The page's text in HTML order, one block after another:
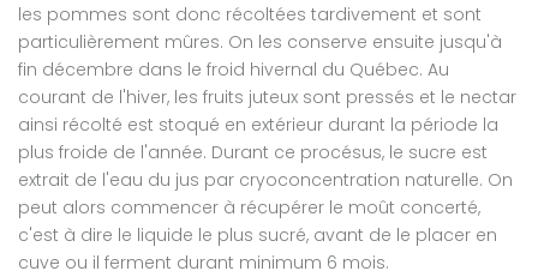
les pommes sont donc récoltées tardivement et sont
particulièrement mûres. On les conserve ensuite jusqu'à
fin décembre dans le froid hivernal du Québec. Au
courant de l'hiver, les fruits juteux sont pressés et le nectar
ainsi récolté est stoqué en extérieur durant la période la
plus froide de l'année. Durant ce procésus, le sucre est
extrait de l'eau du jus par cryoconcentration naturelle. On
peut alors commencer à récupérer le moût concerté,
c'est à dire le liquide le plus sucré, avant de le placer en
cuve ou il ferment durant minimum 6 mois.